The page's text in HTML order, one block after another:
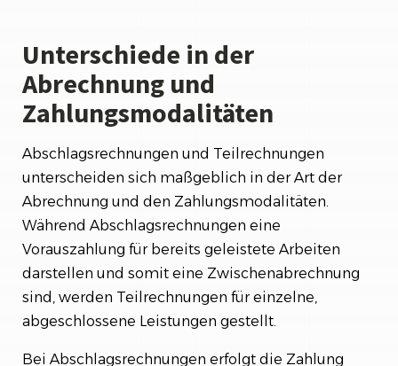
Unterschiede in der
Abrechnung und
Zahlungsmodalitäten
Abschlagsrechnungen und Teilrechnungen
unterscheiden sich maßgeblich in der Art der
Abrechnung und den Zahlungsmodalitäten.
Während Abschlagsrechnungen eine
Vorauszahlung für bereits geleistete Arbeiten
darstellen und somit eine Zwischenabrechnung
sind, werden Teilrechnungen für einzelne,
abgeschlossene Leistungen gestellt.
Bei Abschlagsrechnungen erfolgt die Zahlung